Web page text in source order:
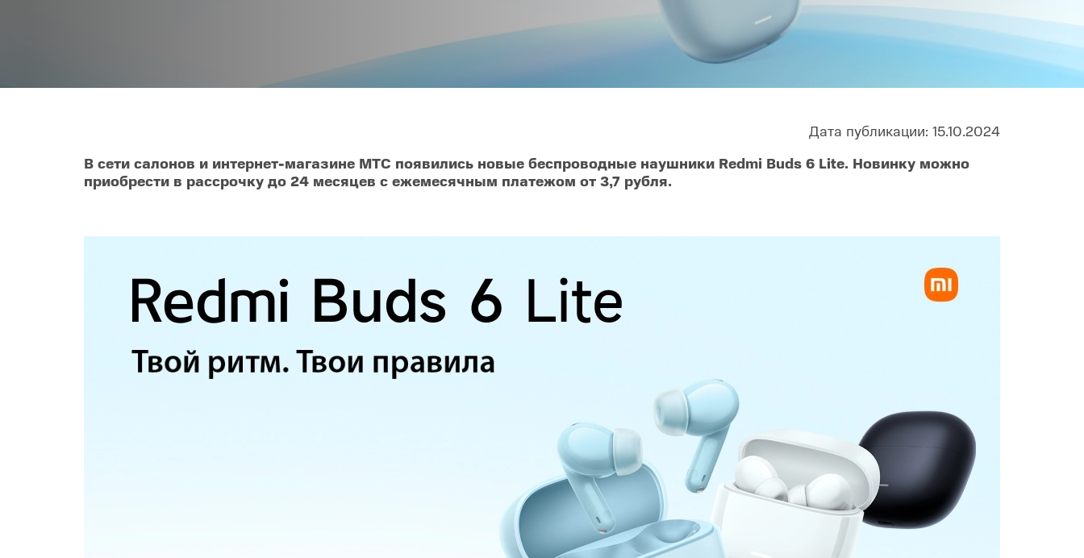
POCO M
realme 14
TCL
TCL 60
vivo Y
vivo V
Infinix
Infinix Note
TECNO
Camon
Blackview
Интернет для дома
Аксессуары
Cертификаты
Купить SIM
Популярное
Дата публикации: 15.10.2024
В сети салонов и интернет-магазине МТС появились новые беспроводные наушники Redmi Buds 6 Lite. Новинку можно
приобрести в рассрочку до 24 месяцев с ежемесячным платежом от 3,7 рубля.